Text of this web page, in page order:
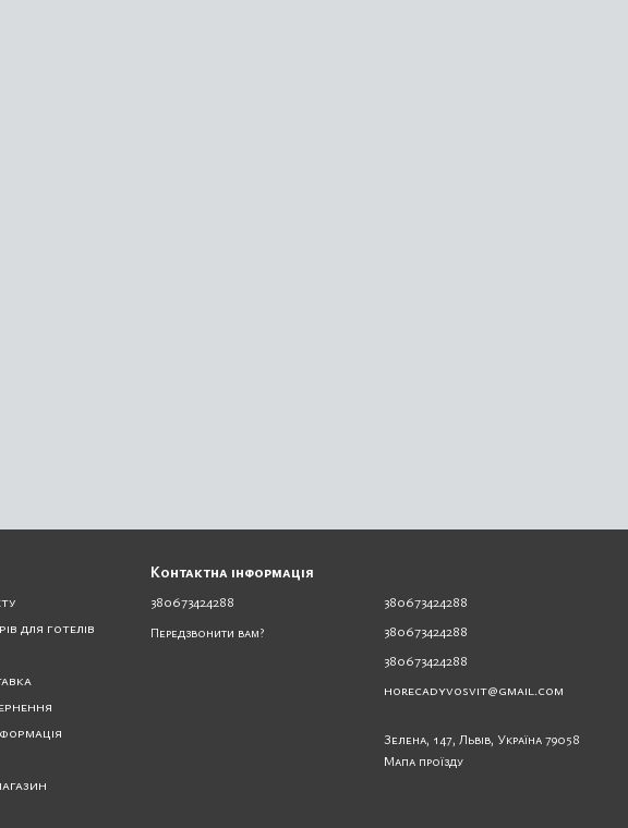
для готелів
Контактна інформація
380673424288
Передзвонити вам?
380673424288
380673424288
380673424288
horecadyvosvit@gmail.com
Зелена, 147, Львів, Україна 79058
Мапа проїзду